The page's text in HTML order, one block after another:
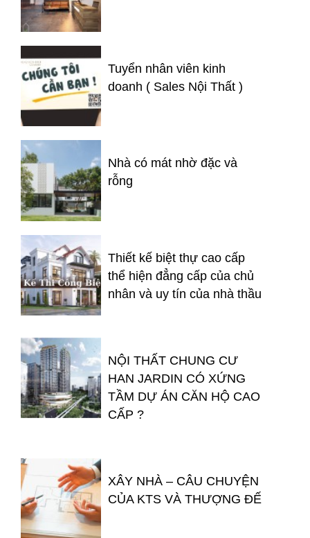
Tuyển nhân viên kinh
doanh ( Sales Nội Thất )
Nhà có mát nhờ đặc và
rỗng
Thiết kế biệt thự cao cấp
thể hiện đẳng cấp của chủ
nhân và uy tín của nhà thầu
NỘI THẤT CHUNG CƯ
HAN JARDIN CÓ XỨNG
TẦM DỰ ÁN CĂN HỘ CAO
CẤP ?
XÂY NHÀ – CÂU CHUYỆN
CỦA KTS VÀ THƯỢNG ĐẾ